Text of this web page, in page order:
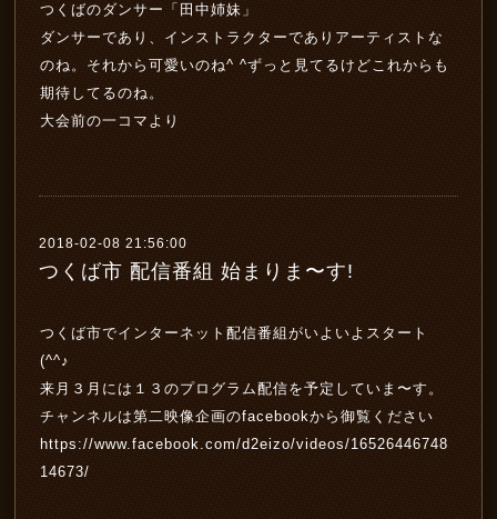
つくばのダンサー「田中姉妹」
ダンサーであり、インストラクターでありアーティストな
のね。それから可愛いのね^ ^ずっと見てるけどこれからも
期待してるのね。
大会前の一コマより
2018-02-08 21:56:00
つくば市 配信番組 始まりま〜す!
つくば市でインターネット配信番組がいよいよスタート
(^^♪
来月３月には１３のプログラム配信を予定していま〜す。
チャンネルは第二映像企画のfacebookから御覧ください
https://www.facebook.com/d2eizo/videos/16526446748
14673/